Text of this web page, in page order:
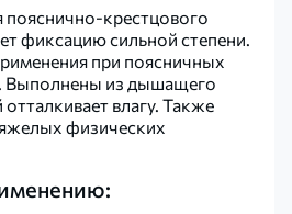
пояснично-крестцового
фиксацию сильной степени.
при поясничных
Выполнены из дышащего
влагу. Также
физических